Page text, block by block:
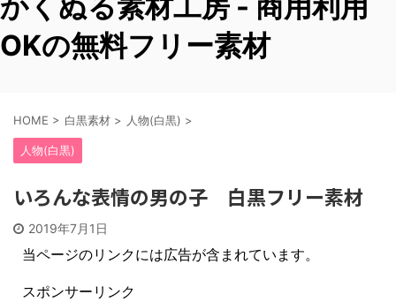
OKの無料フリー素材
HOME > 白黒素材 > 人物(白黒) >
人物(白黒)
いろんな表情の男の子 白黒フリー素材
2019年7月1日
当ページのリンクには広告が含まれています。
スポンサーリンク